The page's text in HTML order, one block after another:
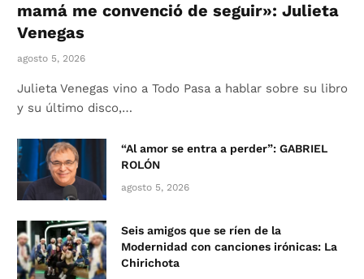
mamá me convenció de seguir»: Julieta
Venegas
agosto 5, 2026
Julieta Venegas vino a Todo Pasa a hablar sobre su libro
y su último disco,…
“Al amor se entra a perder”: GABRIEL
ROLÓN
agosto 5, 2026
Seis amigos que se ríen de la
Modernidad con canciones irónicas: La
Chirichota